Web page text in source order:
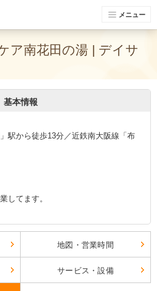
メニュー
ア南花田の湯 | デイサ
基本情報
駅から徒歩13分／近鉄南大阪線「布
してます。
地図・営業時間
サービス・設備